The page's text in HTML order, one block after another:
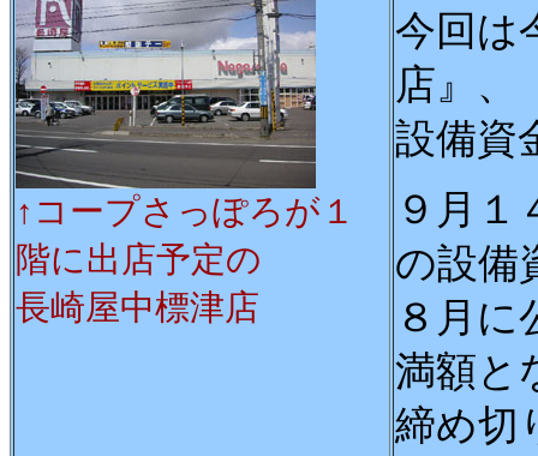
↑コープさっぽろが１
階に出店予定の
長崎屋中標津店
今回は
店』、
設備資
９月１
の設備
８月
満額と
締め切